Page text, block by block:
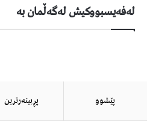
لەفەیسبووكیش لەگەڵمان بە
پێشوو پڕبینەرترین